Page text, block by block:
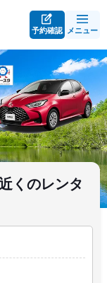
予約確認 メニュー
くのレンタ